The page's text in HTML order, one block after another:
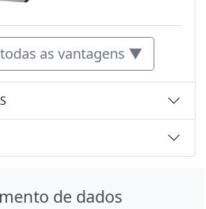
as vantagens ▼
de dados